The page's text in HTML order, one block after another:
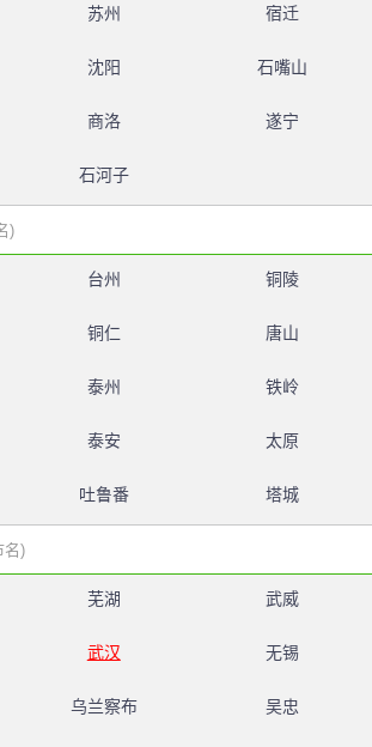
苏州 宿迁
沈阳 石嘴山
商洛 遂宁
石河子
)
台州 铜陵
铜仁 唐山
泰州 铁岭
泰安 太原
吐鲁番 塔城
名)
芜湖 武威
武汉 无锡
乌兰察布 吴忠